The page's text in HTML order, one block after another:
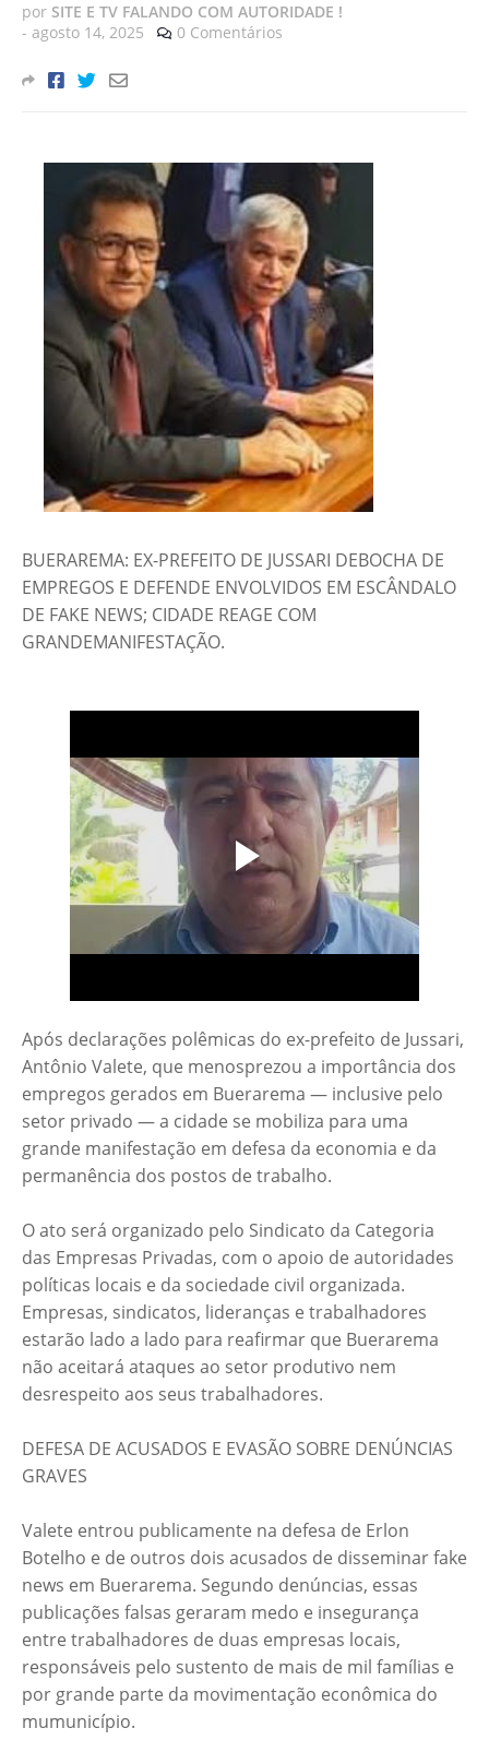
por SITE E TV FALANDO COM AUTORIDADE !
- agosto 14, 2025 0 Comentários
BUERAREMA: EX-PREFEITO DE JUSSARI DEBOCHA DE
EMPREGOS E DEFENDE ENVOLVIDOS EM ESCÂNDALO
DE FAKE NEWS; CIDADE REAGE COM
GRANDEMANIFESTAÇÃO.
Após declarações polêmicas do ex-prefeito de Jussari,
Antônio Valete, que menosprezou a importância dos
empregos gerados em Buerarema — inclusive pelo
setor privado — a cidade se mobiliza para uma
grande manifestação em defesa da economia e da
permanência dos postos de trabalho.
O ato será organizado pelo Sindicato da Categoria
das Empresas Privadas, com o apoio de autoridades
políticas locais e da sociedade civil organizada.
Empresas, sindicatos, lideranças e trabalhadores
estarão lado a lado para reafirmar que Buerarema
não aceitará ataques ao setor produtivo nem
desrespeito aos seus trabalhadores.
DEFESA DE ACUSADOS E EVASÃO SOBRE DENÚNCIAS
GRAVES
Valete entrou publicamente na defesa de Erlon
Botelho e de outros dois acusados de disseminar fake
news em Buerarema. Segundo denúncias, essas
publicações falsas geraram medo e insegurança
entre trabalhadores de duas empresas locais,
responsáveis pelo sustento de mais de mil famílias e
por grande parte da movimentação econômica do
mumunicípio.